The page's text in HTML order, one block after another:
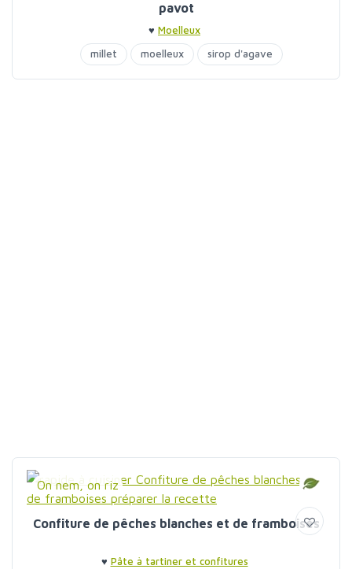
pavot
♥ Moelleux
millet
moelleux sirop d'agave
On nem, on riz
Confiture de pêches blanches et de framboises
♥ Pâte à tartiner et confitures